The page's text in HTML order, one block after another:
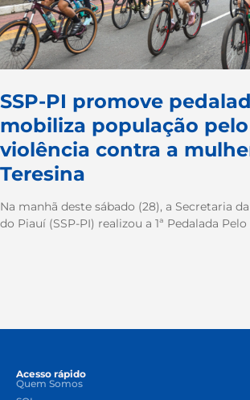
SSP-PI promove
mobiliza população
violência contra a
Teresina
Na manhã deste sábado (28), a Secretaria
do Piauí (SSP-PI) realizou a 1ª Pedalada Pelo
Acesso rápido
Quem Somos